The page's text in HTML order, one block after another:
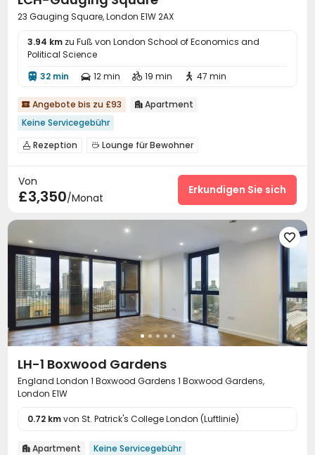
23 Gauging Square, London E1W 2AX
3.94 km zu Fuß von London School of Economics and
Political Science
 32 min  12 min  19 min  47 min
 Angebote bis zu £93  Apartment
Keine Servicegebühr
 Rezeption  Lounge für Bewohner
Von
£3,350/Monat
Erkundigen Sie sich

LH-1 Boxwood Gardens
England London 1 Boxwood Gardens 1 Boxwood Gardens,
London E1W
0.72 kmvon St. Patrick's College London (Luftlinie)
 Apartment Keine Servicegebühr